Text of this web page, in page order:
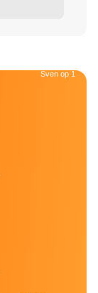
Sven op 1